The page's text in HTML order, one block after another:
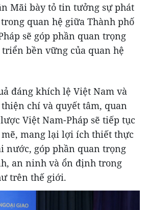
Mãi bày tỏ tin tưởng sự phát
quan hệ giữa Thành phố
sẽ góp phần quan trọng
bền vững của quan hệ
đáng khích lệ Việt Nam và
thiện chí và quyết tâm, quan
Việt Nam-Pháp sẽ tiếp tục
mang lại lợi ích thiết thực
nước, góp phần quan trọng
an ninh và ổn định trong
trên thế giới.